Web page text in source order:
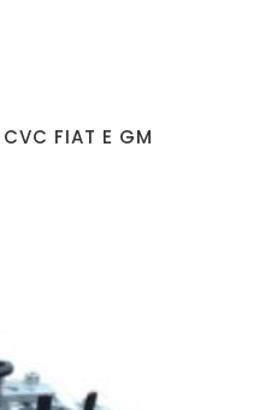
CVC FIAT E GM